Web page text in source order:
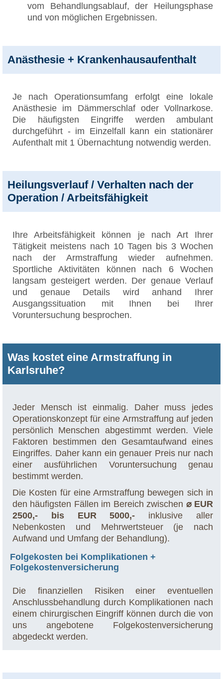
vom Behandlungsablauf, der Heilungsphase
und von möglichen Ergebnissen.
Anästhesie + Krankenhausaufenthalt
Je nach Operationsumfang erfolgt eine lokale
Anästhesie im Dämmerschlaf oder Vollnarkose.
Die häufigsten Eingriffe werden ambulant
durchgeführt - im Einzelfall kann ein stationärer
Aufenthalt mit 1 Übernachtung notwendig werden.
Heilungsverlauf / Verhalten nach der
Operation / Arbeitsfähigkeit
Ihre Arbeitsfähigkeit können je nach Art Ihrer
Tätigkeit meistens nach 10 Tagen bis 3 Wochen
nach der Armstraffung wieder aufnehmen.
Sportliche Aktivitäten können nach 6 Wochen
langsam gesteigert werden. Der genaue Verlauf
und genaue Details wird anhand Ihrer
Ausgangssituation mit Ihnen bei Ihrer
Voruntersuchung besprochen.
Was kostet eine Armstraffung in
Karlsruhe?
Jeder Mensch ist einmalig. Daher muss jedes
Operationskonzept für eine Armstraffung auf jeden
persönlich Menschen abgestimmt werden. Viele
Faktoren bestimmen den Gesamtaufwand eines
Eingriffes. Daher kann ein genauer Preis nur nach
einer ausführlichen Voruntersuchung genau
bestimmt werden.
Die Kosten für eine Armstraffung bewegen sich in
den häufigsten Fällen im Bereich zwischen ⌀ EUR
2500,- bis EUR 5000,- inklusive aller
Nebenkosten und Mehrwertsteuer (je nach
Aufwand und Umfang der Behandlung).
Folgekosten bei Komplikationen +
Folgekostenversicherung
Die finanziellen Risiken einer eventuellen
Anschlussbehandlung durch Komplikationen nach
einem chirurgischen Eingriff können durch die von
uns angebotene Folgekostenversicherung
abgedeckt werden.